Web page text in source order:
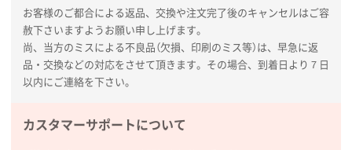
コップの形
愛知県株社様
厚手コットンA4フラットトート ナチュラル600
枚
商品がよさそうだったから
お客様のご都合による返品、交換や注文完了後のキャンセルはご容
赦下さいますようお願い申し上げます。
尚、当方のミスによる不良品（欠損、印刷のミス等）は、早急に返
品・交換などの対応をさせて頂きます。その場合、到着日より７日
以内にご連絡を下さい。
カスタマーサポートについて